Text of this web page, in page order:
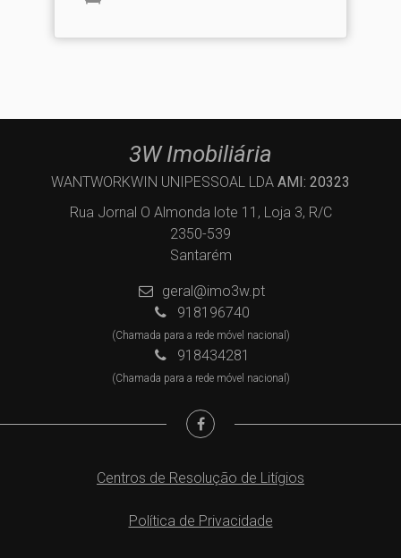
3W Imobiliária
WANTWORKWIN UNIPESSOAL LDA AMI: 20323
Rua Jornal O Almonda lote 11, Loja 3, R/C
2350-539
Santarém
geral@imo3w.pt
918196740
(Chamada para a rede móvel nacional)
918434281
(Chamada para a rede móvel nacional)
Centros de Resolução de Litígios
Política de Privacidade